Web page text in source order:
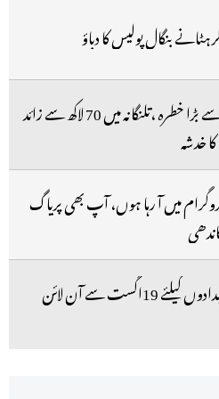
بنگال پولیس کا دباؤ
ووٹر لسٹ کا سب سے بڑا خطرہ ،تلنگانہ میں 70 لاکھ سے زائد
خدشہ
میں آ رہا ہوں، آپ بھی پریاگ
پولیس کی 7437 جائیدادوں کیلئے 19اگست سے آن لائن